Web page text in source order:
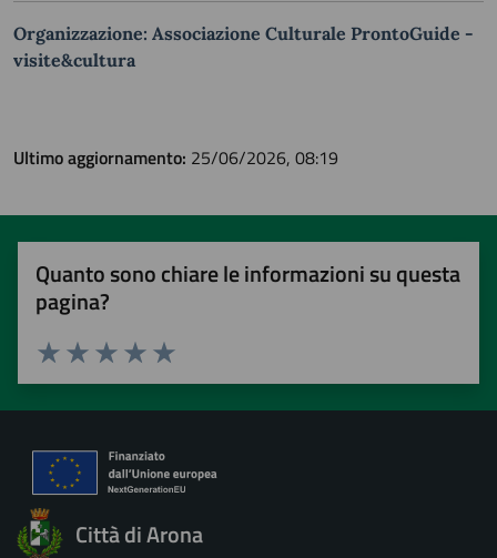
Organizzazione: Associazione Culturale ProntoGuide -
visite&cultura
Ultimo aggiornamento: 25/06/2026, 08:19
Quanto sono chiare le informazioni su questa
pagina?
Valuta 5 stelle su 5
Valuta 4 stelle su 5
Valuta 3 stelle su 5
Valuta 2 stelle su 5
Valuta 1 stelle su 5
Città di Arona